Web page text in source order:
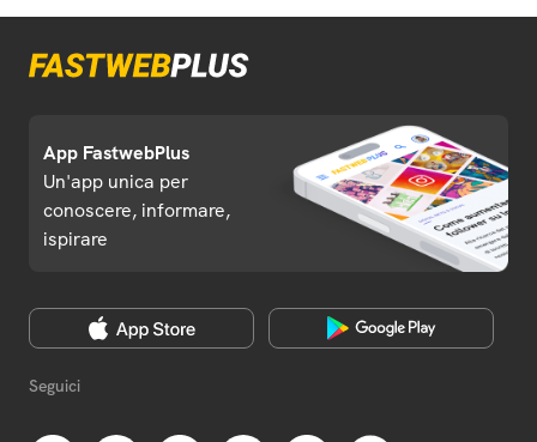
App FastwebPlus
Un'app unica per
conoscere, informare,
ispirare
Seguici